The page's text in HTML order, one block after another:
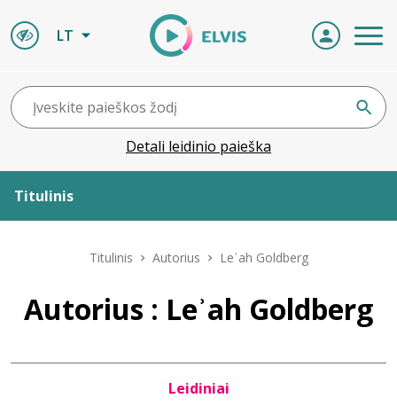
LT
Detali leidinio paieška
Titulinis
Leidiniai
Titulinis Autorius Leʾah Goldberg
Autorius : Leʾah Goldberg
Leidiniai